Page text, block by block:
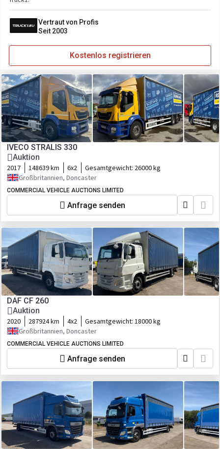
Vertraut von Profis
Seit 2003
Kostenlos registrieren
IVECO STRALIS 330
Auktion
2017 148639 km 6x2 Gesamtgewicht: 26000 kg
Großbritannien, Doncaster
COMMERCIAL VEHICLE AUCTIONS LIMITED
Anfrage senden
DAF CF 260
Auktion
2020 287924 km 4x2 Gesamtgewicht: 18000 kg
Großbritannien, Doncaster
COMMERCIAL VEHICLE AUCTIONS LIMITED
Anfrage senden